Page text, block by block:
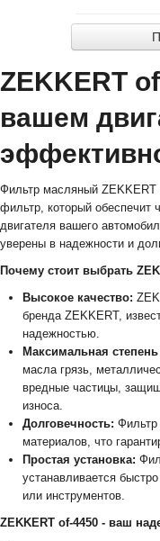
ZEKKERT
вашем
Фильтр масляный
фильтр, который обеспечит
двигателя вашего
уверены в надежности и
Почему стоит выбрать
Высокое качество:
бренда ZEKKERT,
надежностью.
Максимальная степень
масла грязь,
вредные частицы,
износа.
Долговечность: Фильтр
материалов, что
Простая установка:
устанавливается
или инструментов.
ZEKKERT of-4450 - ваш